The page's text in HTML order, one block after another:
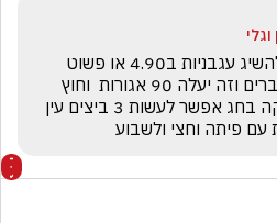
עם פיתה וחצי ולשבוע